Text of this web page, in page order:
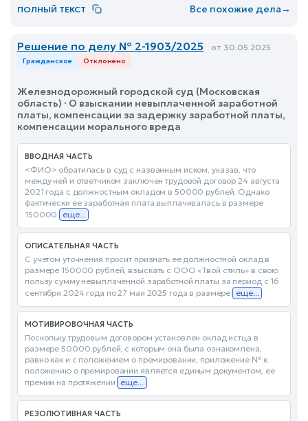
ПОЛНЫЙ ТЕКСТ Все похожие дела→
Решение по делу № 2-1903/2025 от 30.05.2025
Гражданское Отклонено
Железнодорожный городской суд (Московская
область) · О взыскании невыплаченной заработной
платы, компенсации за задержку заработной платы,
компенсации морального вреда
ВВОДНАЯ ЧАСТЬ
<ФИО> обратилась в суд с названным иском, указав, что
между ней и ответчиком заключен трудовой договор 24 августа
2021 года с должностным окладом в 50000 рублей. Однако
фактически ее заработная плата выплачивалась в размере
150000 еще...
ОПИСАТЕЛЬНАЯ ЧАСТЬ
С учетом уточнения просит признать ее должностной оклад в
размере 150000 рублей, взыскать с ООО «Твой стиль» в свою
пользу сумму невыплаченной заработной платы за период с 16
сентября 2024 года по 27 мая 2025 года в размере еще...
МОТИВИРОВОЧНАЯ ЧАСТЬ
Поскольку трудовым договором установлен оклад истца в
размере 50000 рублей, с которым она была ознакомлена,
равно как и с положением о премировании, приложение № к
положению о премировании является единым документом, ее
премии на протяжении еще...
РЕЗОЛЮТИВНАЯ ЧАСТЬ